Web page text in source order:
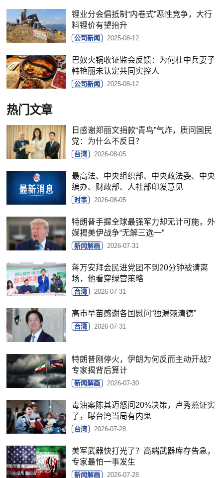
锂业分会倡抵制“内卷式”恶性竞争，大行
料锂价有望抬升
公司新闻 2025-08-12
巴奴火锅收证监会反馈：为何杜中兵妻子
韩艳丽未认定共同实控人
公司新闻 2025-08-12
热门文章
日感谢郑丽文捐款“青鸟”气炸，质问国民
党：为什么不反日？
台湾 2026-08-05
最高法、中央组织部、中央政法委、中央
编办、财政部、人社部印发意见
时事 2026-08-05
特朗普手握全球最强军力却无计可施，外
媒揭美伊战争“无解三选一”
新闻解画 2026-07-31
蒋万安拜会民进党团不到20分钟被请离
场，他看穿绿营策略
台湾 2026-07-31
高市早苗感谢各国慰问“独漏赖清德”
台湾 2026-07-31
特朗普刚停火，伊朗为何反而主动开战？
专家揭背后算计
新闻解画 2026-07-30
毒油案陈其迈怒问20%决策，卢秀燕证实
了，曝台湾当局有内鬼
台湾 2026-07-28
美军武器快打光了？高端武器库存告急，
专家最怕一事发生
新闻解画 2026-07-28